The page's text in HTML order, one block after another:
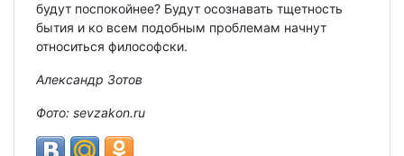
будут поспокойнее? Будут осознавать тщетность
бытия и ко всем подобным проблемам начнут
относиться философски.
Александр Зотов
Фото: sevzakon.ru